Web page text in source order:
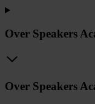
Over Speakers
Over Speakers